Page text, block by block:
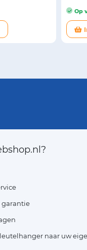
Op
garantie
naar uw